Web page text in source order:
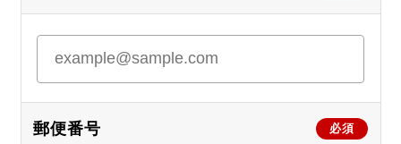
必須
郵便番号